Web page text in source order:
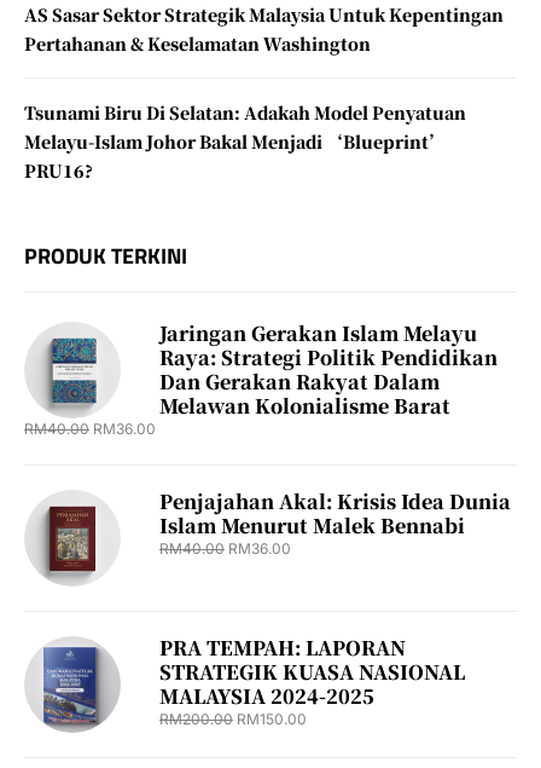
AS Sasar Sektor Strategik Malaysia Untuk Kepentingan
Pertahanan & Keselamatan Washington
Tsunami Biru Di Selatan: Adakah Model Penyatuan
Melayu-Islam Johor Bakal Menjadi ‘Blueprint’
PRU16?
PRODUK TERKINI
Jaringan Gerakan Islam Melayu
Raya: Strategi Politik Pendidikan
Dan Gerakan Rakyat Dalam
Melawan Kolonialisme Barat
RM40.00 RM36.00
Penjajahan Akal: Krisis Idea Dunia
Islam Menurut Malek Bennabi
RM40.00 RM36.00
PRA TEMPAH: LAPORAN
STRATEGIK KUASA NASIONAL
MALAYSIA 2024-2025
RM200.00 RM150.00